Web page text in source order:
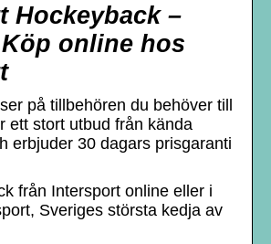
Hockeyback –
Köp online hos
på tillbehören du behöver till
ett stort utbud från kända
erbjuder 30 dagars prisgaranti
från Intersport online eller i
Sveriges största kedja av